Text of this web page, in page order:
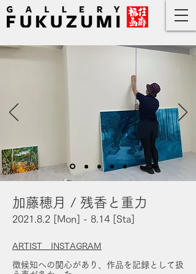
加藤穂月 / 残香と重力
2021.8.2 [Mon] - 8.14 [Sta]
ARTIST INSTAGRAM
徴候知への関心があり、作品を記録として扱